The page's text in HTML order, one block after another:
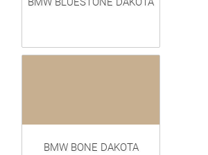
BMW BONE DAKOTA